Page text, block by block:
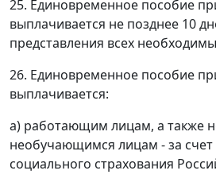
25. Единовременное пособие
выплачивается не позднее 10
представления всех
26. Единовременное пособие
выплачивается:
а) работающим лицам, а также
необучающимся лицам - за счет
социального страхования